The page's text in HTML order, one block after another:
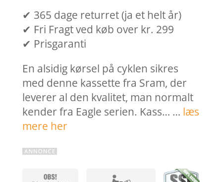
✔ 365 dage returret (ja et helt år)
✔ Fri Fragt ved køb over kr. 299
✔ Prisgaranti
En alsidig kørsel på cyklen sikres
med denne kassette fra Sram, der
leverer al den kvalitet, man normalt
kender fra Eagle serien. Kass… … læs
mere her